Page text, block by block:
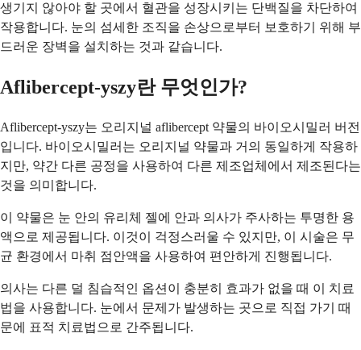
생기지 않아야 할 곳에서 혈관을 성장시키는 단백질을 차단하여
작용합니다. 눈의 섬세한 조직을 손상으로부터 보호하기 위해 부
드러운 장벽을 설치하는 것과 같습니다.
Aflibercept-yszy란 무엇인가?
Aflibercept-yszy는 오리지널 aflibercept 약물의 바이오시밀러 버전
입니다. 바이오시밀러는 오리지널 약물과 거의 동일하게 작용하
지만, 약간 다른 공정을 사용하여 다른 제조업체에서 제조된다는
것을 의미합니다.
이 약물은 눈 안의 유리체 젤에 안과 의사가 주사하는 투명한 용
액으로 제공됩니다. 이것이 걱정스러울 수 있지만, 이 시술은 무
균 환경에서 마취 점안액을 사용하여 편안하게 진행됩니다.
의사는 다른 덜 침습적인 옵션이 충분히 효과가 없을 때 이 치료
법을 사용합니다. 눈에서 문제가 발생하는 곳으로 직접 가기 때
문에 표적 치료법으로 간주됩니다.